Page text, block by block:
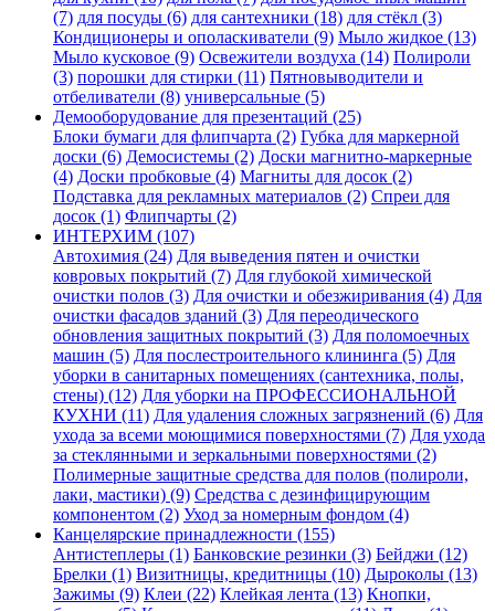
(7) для посуды (6) для сантехники (18) для стёкл (3)
Кондиционеры и ополаскиватели (9) Мыло жидкое (13)
Мыло кусковое (9) Освежители воздуха (14) Полироли
(3) порошки для стирки (11) Пятновыводители и
отбеливатели (8) универсальные (5)
Демооборудование для презентаций (25)
Блоки бумаги для флипчарта (2) Губка для маркерной
доски (6) Демосистемы (2) Доски магнитно-маркерные
(4) Доски пробковые (4) Магниты для досок (2)
Подставка для рекламных материалов (2) Спреи для
досок (1) Флипчарты (2)
ИНТЕРХИМ (107)
Автохимия (24) Для выведения пятен и очистки
ковровых покрытий (7) Для глубокой химической
очистки полов (3) Для очистки и обезжиривания (4) Для
очистки фасадов зданий (3) Для переодического
обновления защитных покрытий (3) Для поломоечных
машин (5) Для послестроительного клининга (5) Для
уборки в санитарных помещениях (сантехника, полы,
стены) (12) Для уборки на ПРОФЕССИОНАЛЬНОЙ
КУХНИ (11) Для удаления сложных загрязнений (6) Для
ухода за всеми моющимися поверхностями (7) Для ухода
за стеклянными и зеркальными поверхностями (2)
Полимерные защитные средства для полов (полироли,
лаки, мастики) (9) Средства с дезинфицирующим
компонентом (2) Уход за номерным фондом (4)
Канцелярские принадлежности (155)
Антистеплеры (1) Банковские резинки (3) Бейджи (12)
Брелки (1) Визитницы, кредитницы (10) Дыроколы (13)
Зажимы (9) Клеи (22) Клейкая лента (13) Кнопки,